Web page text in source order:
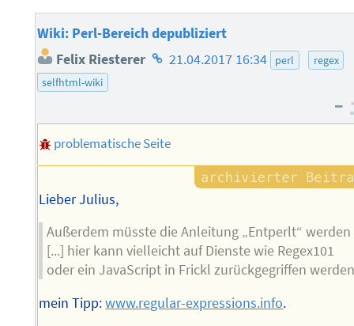
Wiki: Perl-Bereich depubliziert
Felix Riesterer Homepage
21.04.2017 16:34 perl
regex
selfhtml-wiki
–
problematische Seite
Lieber Julius,
Außerdem müsste die Anleitung „Entperlt“ werden
[...] hier kann vielleicht auf Dienste wie Regex101
oder ein JavaScript in Frickl zurückgegriffen
mein Tipp:www.regular-expressions.info.